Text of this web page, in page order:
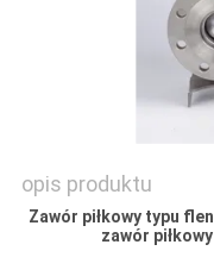
opis produktu
Zawór piłkowy typu
zawór